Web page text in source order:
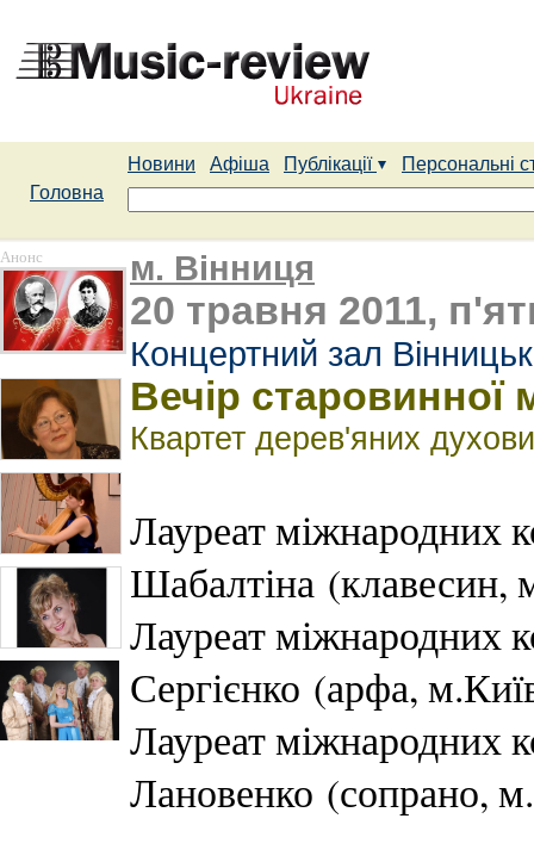
Новини Афіша Публікації
Персональні
Головна
Анонс м. Вінниця
20 травня 2011,
Концертний зал
Вечір старовинної
Квартет дерев'яних
Лауреат міжнародних
Шабалтіна (клавесин,
Лауреат міжнародних
Сергієнко (арфа,
Лауреат міжнародних
Лановенко (сопрано,